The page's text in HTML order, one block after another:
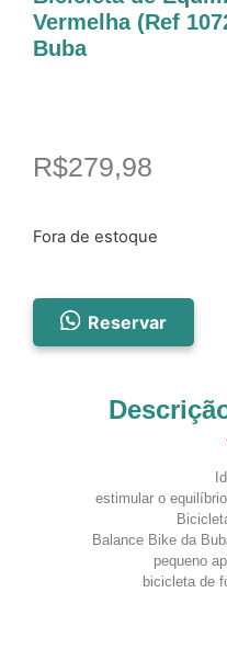
Vermelha (Ref
Buba
R$279,98
Fora de estoque
Reservar
estimular o
Balance Bike da
pequeno
bicicleta de